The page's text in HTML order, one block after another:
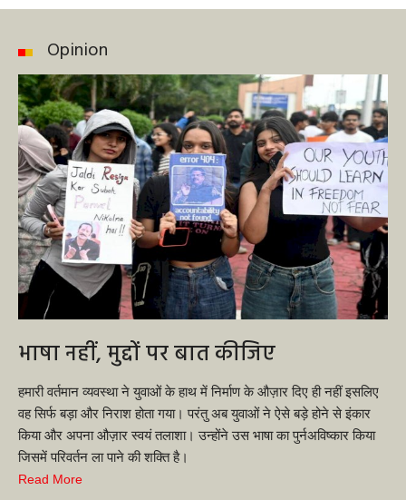
Opinion
भाषा नहीं, मुद्दों पर बात कीजिए
हमारी वर्तमान व्यवस्था ने युवाओं के हाथ में निर्माण के औज़ार दिए ही नहीं इसलिए
वह सिर्फ बड़ा और निराश होता गया। परंतु अब युवाओं ने ऐसे बड़े होने से इंकार
किया और अपना औज़ार स्वयं तलाशा। उन्होंने उस भाषा का पुर्नअविष्कार किया
जिसमें परिवर्तन ला पाने की शक्ति है।
Read More